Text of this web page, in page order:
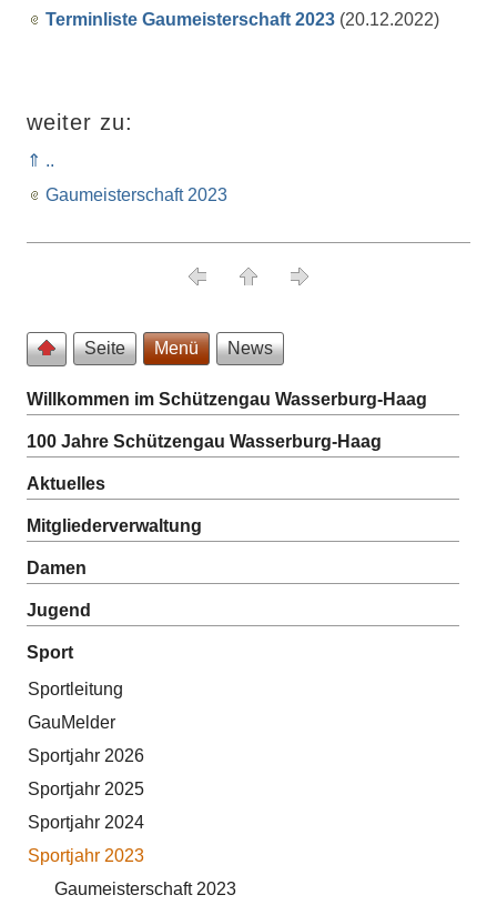
Terminliste Gaumeisterschaft 2023 (20.12.2022)
weiter zu:
⇑ ..
Gaumeisterschaft 2023
Seite Menü News
Willkommen im Schützengau Wasserburg-Haag
100 Jahre Schützengau Wasserburg-Haag
Aktuelles
Mitgliederverwaltung
Damen
Jugend
Sport
Sportleitung
GauMelder
Sportjahr 2026
Sportjahr 2025
Sportjahr 2024
Sportjahr 2023
Gaumeisterschaft 2023